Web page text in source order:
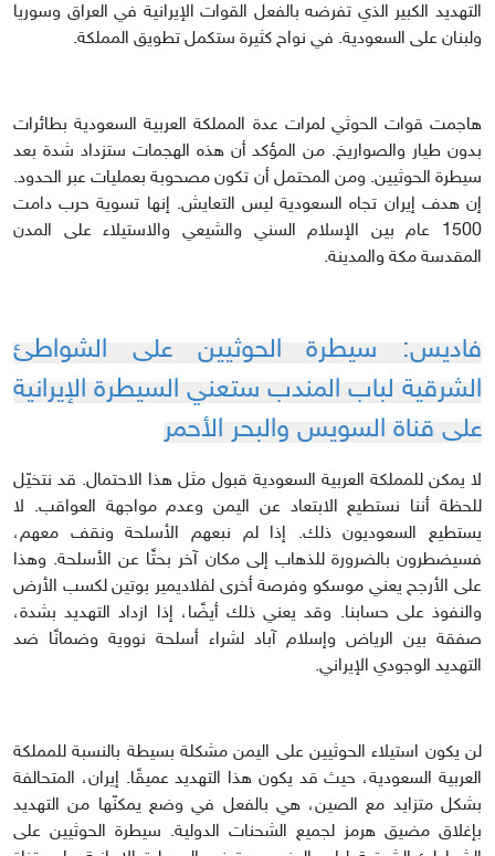
التهديد الكبير الذي تفرضه بالفعل القوات الإيرانية في العراق وسوريا
ولبنان على السعودية. في نواح كثيرة ستكمل تطويق المملكة.
هاجمت قوات الحوثي لمرات عدة المملكة العربية السعودية بطائرات
بدون طيار والصواريخ. من المؤكد أن هذه الهجمات ستزداد شدة بعد
سيطرة الحوثيين. ومن المحتمل أن تكون مصحوبة بعمليات عبر الحدود.
إن هدف إيران تجاه السعودية ليس التعايش. إنها تسوية حرب دامت
1500 عام بين الإسلام السني والشيعي والاستيلاء على المدن
المقدسة مكة والمدينة.
فاديس: سيطرة الحوثيين على الشواطئ
الشرقية لباب المندب ستعني السيطرة الإيرانية
على قناة السويس والبحر الأحمر
لا يمكن للمملكة العربية السعودية قبول مثل هذا الاحتمال. قد نتخيّل
للحظة أننا نستطيع الابتعاد عن اليمن وعدم مواجهة العواقب. لا
يستطيع السعوديون ذلك. إذا لم نبعهم الأسلحة ونقف معهم،
فسيضطرون بالضرورة للذهاب إلى مكان آخر بحثًا عن الأسلحة. وهذا
على الأرجح يعني موسكو وفرصة أخرى لفلاديمير بوتين لكسب الأرض
والنفوذ على حسابنا. وقد يعني ذلك أيضًا، إذا ازداد التهديد بشدة،
صفقة بين الرياض وإسلام آباد لشراء أسلحة نووية وضمانًا ضد
التهديد الوجودي الإيراني.
لن يكون استيلاء الحوثيين على اليمن مشكلة بسيطة بالنسبة للمملكة
العربية السعودية، حيث قد يكون هذا التهديد عميقًا. إيران، المتحالفة
بشكل متزايد مع الصين، هي بالفعل في وضع يمكنّها من التهديد
بإغلاق مضيق هرمز لجميع الشحنات الدولية. سيطرة الحوثيين على